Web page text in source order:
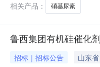
相关产品：
硝基尿素
鲁西集团有机硅催化
招标｜招标公告 山东